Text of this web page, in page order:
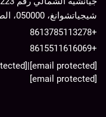
شيجياتشوانغ، 050000، الصين
+8613785113278
+8615511616069
[email protected]
|
[email protected]
[email protected]